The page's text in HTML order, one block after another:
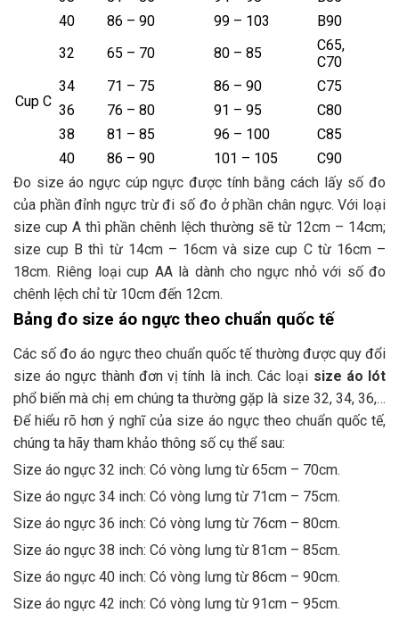
40
86 – 90 99 – 103 B90
Cup C
32 65 – 70 80 – 85
C65,
C70
34
71 – 75 86 – 90
C75
36
76 – 80 91 – 95
C80
38
81 – 85 96 – 100
C85
40
86 – 90 101 – 105
C90
Đo size áo ngực cúp ngực được tính bằng cách lấy số đo
của phần đỉnh ngực trừ đi số đo ở phần chân ngực. Với loại
size cup A thì phần chênh lệch thường sẽ từ 12cm – 14cm;
size cup B thì từ 14cm – 16cm và size cup C từ 16cm –
18cm. Riêng loại cup AA là dành cho ngực nhỏ với số đo
chênh lệch chỉ từ 10cm đến 12cm.
Bảng đo size áo ngực theo chuẩn quốc tế
Các số đo áo ngực theo chuẩn quốc tế thường được quy đổi
size áo ngực thành đơn vị tính là inch. Các loại size áo lót
phổ biến mà chị em chúng ta thường gặp là size 32, 34, 36,…
Để hiểu rõ hơn ý nghĩ của size áo ngực theo chuẩn quốc tế,
chúng ta hãy tham khảo thông số cụ thể sau:
Size áo ngực 32 inch: Có vòng lưng từ 65cm – 70cm.
Size áo ngực 34 inch: Có vòng lưng từ 71cm – 75cm.
Size áo ngực 36 inch: Có vòng lưng từ 76cm – 80cm.
Size áo ngực 38 inch: Có vòng lưng từ 81cm – 85cm.
Size áo ngực 40 inch: Có vòng lưng từ 86cm – 90cm.
Size áo ngực 42 inch: Có vòng lưng từ 91cm – 95cm.